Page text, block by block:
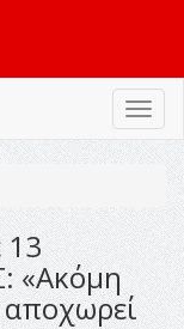
13
«Ακόμη
αποχωρεί